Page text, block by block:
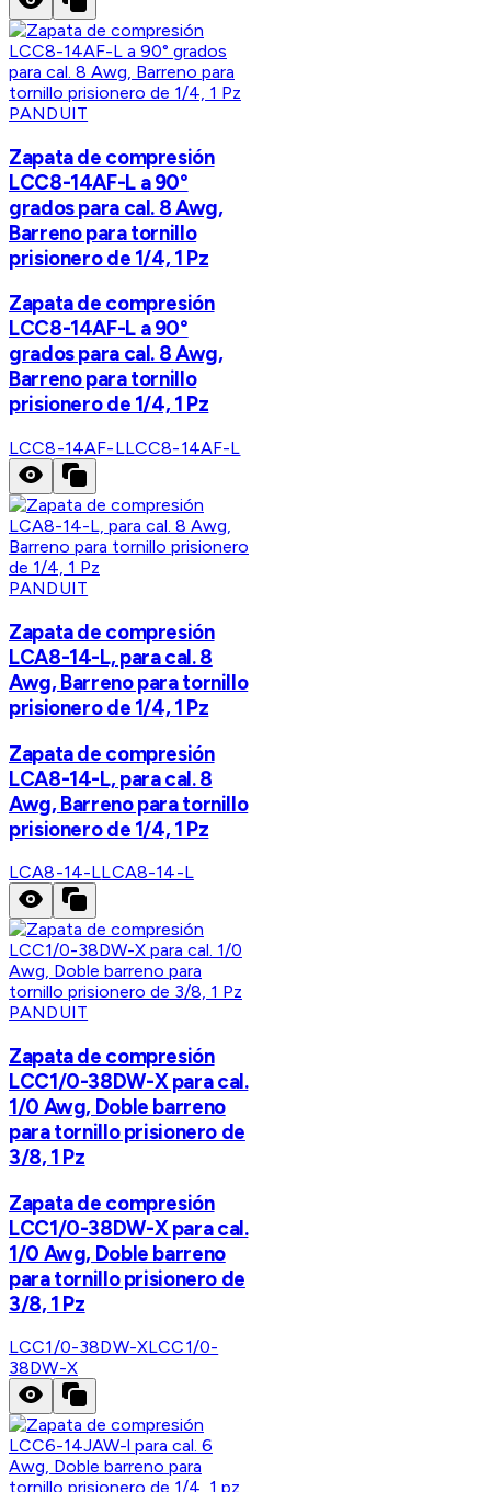
PANDUIT
Zapata de compresión
LCC8-14AF-L a 90°
grados para cal. 8 Awg,
Barreno para tornillo
prisionero de 1/4, 1 Pz
Zapata de compresión
LCC8-14AF-L a 90°
grados para cal. 8 Awg,
Barreno para tornillo
prisionero de 1/4, 1 Pz
LCC8-14AF-LLCC8-14AF-L
PANDUIT
Zapata de compresión
LCA8-14-L, para cal. 8
Awg, Barreno para tornillo
prisionero de 1/4, 1 Pz
Zapata de compresión
LCA8-14-L, para cal. 8
Awg, Barreno para tornillo
prisionero de 1/4, 1 Pz
LCA8-14-LLCA8-14-L
PANDUIT
Zapata de compresión
LCC1/0-38DW-X para cal.
1/0 Awg, Doble barreno
para tornillo prisionero de
3/8, 1 Pz
Zapata de compresión
LCC1/0-38DW-X para cal.
1/0 Awg, Doble barreno
para tornillo prisionero de
3/8, 1 Pz
LCC1/0-38DW-XLCC1/0-
38DW-X